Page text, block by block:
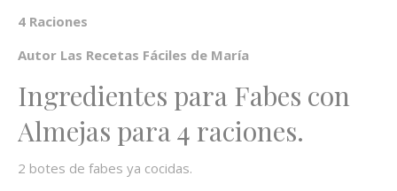
4 Raciones
Autor Las Recetas Fáciles de María
Ingredientes para Fabes con
Almejas para 4 raciones.
2 botes de fabes ya cocidas.